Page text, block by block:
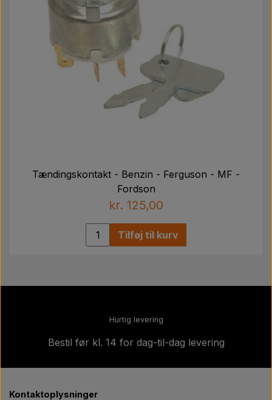
Tændingskontakt - Benzin - Ferguson - MF -
Fordson
kr. 125,00
Tilføj til kurv
Hurtig levering
Bestil før kl. 14 for dag-til-dag levering
Kontaktoplysninger